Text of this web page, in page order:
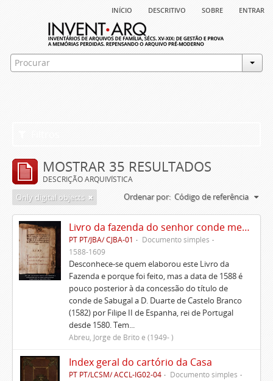
início descritivo sobre entrar
MOSTRAR 35 RESULTADOS
DESCRIÇÃO ARQUIVÍSTICA
Only digital objects Ordenar por: Código de referência
Livro da fazenda do senhor conde meirinho-mor e rendimento dela e dos seus papeis e outras lembranças
PT PT/JBA/ CJBA-01
Documento simples
1588-1609
Desconhece-se quem elaborou este Livro da
Fazenda e porque foi feito, mas a data de 1588 é
pouco posterior à da concessão do título de
conde de Sabugal a D. Duarte de Castelo Branco
(1582) por Filipe II de Espanha, rei de Portugal
desde 1580. Tem...
Abreu, Jorge de Brito e (1949- )
Index geral do cartório da Casa
PT PT/LCSM/ ACCL-IG02-04
Documento simples